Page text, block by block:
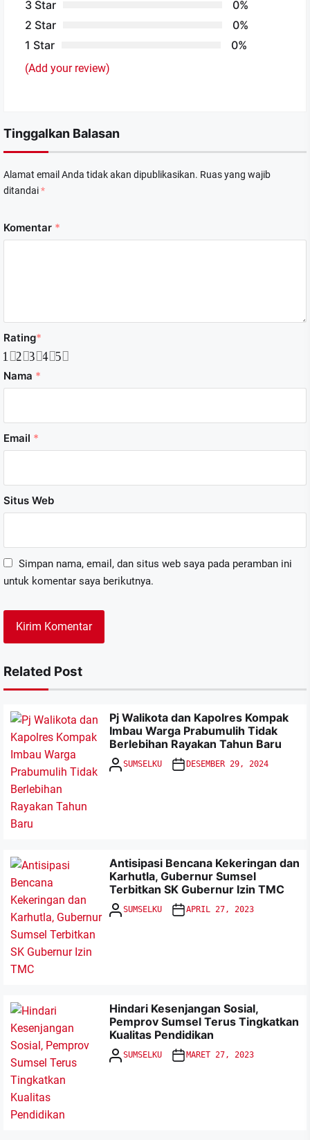
3 Star
0%
2 Star
0%
1 Star
0%
(Add your review)
Tinggalkan Balasan
Alamat email Anda tidak akan dipublikasikan. Ruas yang wajib
ditandai*
Komentar *
Rating*
5
4
3
2
1
Nama *
Email *
Situs Web
Simpan nama, email, dan situs web saya pada peramban ini
untuk komentar saya berikutnya.
Related Post
Pj Walikota dan Kapolres Kompak
Imbau Warga Prabumulih Tidak
Berlebihan Rayakan Tahun Baru
SUMSELKU DESEMBER 29, 2024
Antisipasi Bencana Kekeringan dan
Karhutla, Gubernur Sumsel
Terbitkan SK Gubernur Izin TMC
SUMSELKU APRIL 27, 2023
Hindari Kesenjangan Sosial,
Pemprov Sumsel Terus Tingkatkan
Kualitas Pendidikan
SUMSELKU MARET 27, 2023